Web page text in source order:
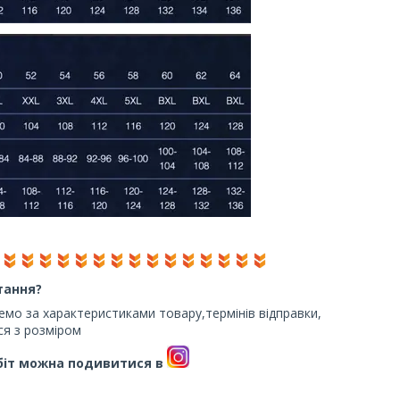
за характеристиками товару,термінів відправки,
з розміром
можна подивитися в